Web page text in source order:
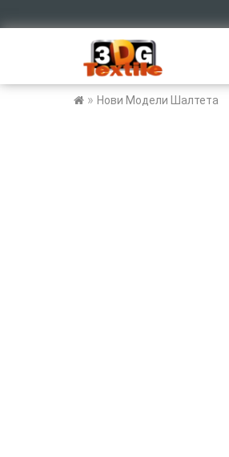
» Нови Модели Шалтета